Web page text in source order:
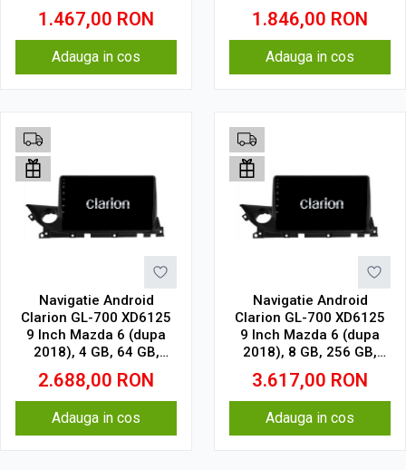
1.467,00 RON
Adauga in cos
1.846,00 RON
Adauga in cos
Navigatie Android
Clarion GL-700 XD6125
9 Inch Mazda 6 (dupa
2018), 4 GB, 64 GB,
QLED 2K
2.688,00 RON
Adauga in cos
Navigatie Android
Clarion GL-700 XD6125
9 Inch Mazda 6 (dupa
2018), 8 GB, 256 GB,
QLED 2K
3.617,00 RON
Adauga in cos